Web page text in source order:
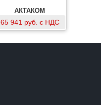
АКТАКОМ
65 941 руб. с НДС